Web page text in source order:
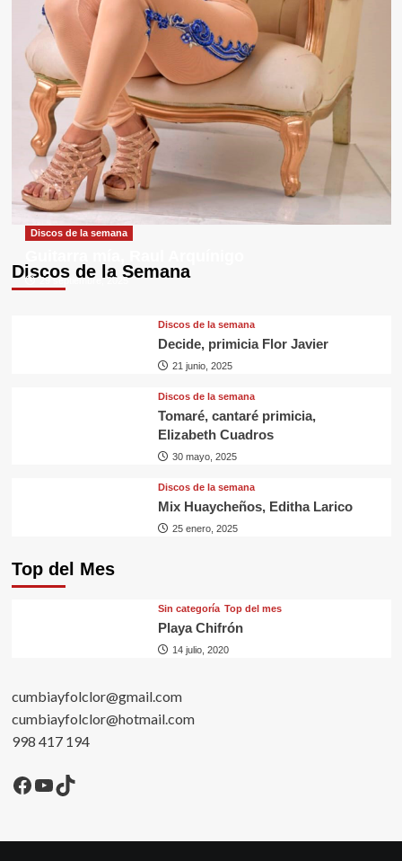
Discos de la Semana
Discos de la semana
29 septiembre, 2025
Discos de la semana
Decide, primicia Flor Javier
21 junio, 2025
Discos de la semana
Tomaré, cantaré primicia,
Elizabeth Cuadros
30 mayo, 2025
Discos de la semana
Mix Huaycheños, Editha Larico
25 enero, 2025
Top del Mes
Sin categorí­a Top del mes
Playa Chifrón
14 julio, 2020
cumbiayfolclor@gmail.com
cumbiayfolclor@hotmail.com
998 417 194
Facebook
YouTube
TikTok